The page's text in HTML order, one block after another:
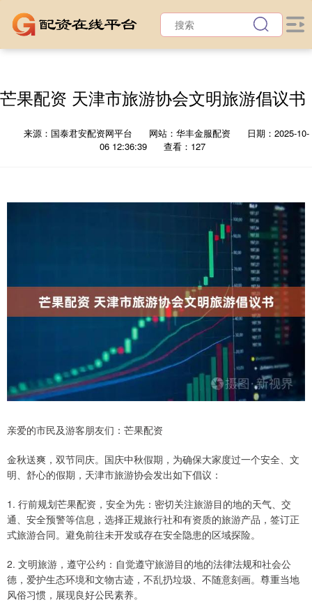
芒果配资 天津市旅游协会文明旅游倡议书
来源：国泰君安配资网平台 网站：华丰金服配资
日期：2025-10-
06 12:36:39
查看：127
亲爱的市民及游客朋友们：芒果配资
金秋送爽，双节同庆。国庆中秋假期，为确保大家度过一个安全、文
明、舒心的假期，天津市旅游协会发出如下倡议：
1. 行前规划芒果配资，安全为先：密切关注旅游目的地的天气、交
通、安全预警等信息，选择正规旅行社和有资质的旅游产品，签订正
式旅游合同。避免前往未开发或存在安全隐患的区域探险。
2. 文明旅游，遵守公约：自觉遵守旅游目的地的法律法规和社会公
德，爱护生态环境和文物古迹，不乱扔垃圾、不随意刻画。尊重当地
风俗习惯，展现良好公民素养。